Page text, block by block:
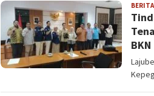
BKN